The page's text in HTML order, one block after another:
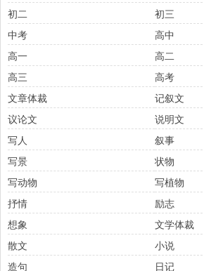
初二
初三
中考
高中
高一
高二
高三
高考
文章体裁
记叙文
议论文
说明文
写人
叙事
写景
状物
写动物
写植物
抒情
励志
想象
文学体裁
散文
小说
造句
日记